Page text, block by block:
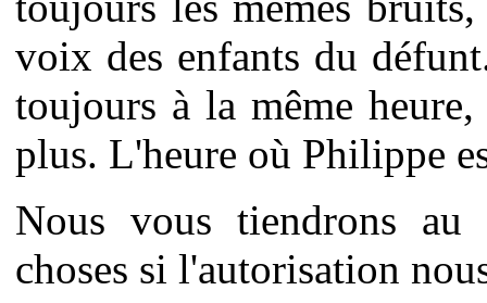
voix des enfants du
toujours à la même
plus. L'heure où Philippe
Nous vous tiendrons au
choses si l'autorisation